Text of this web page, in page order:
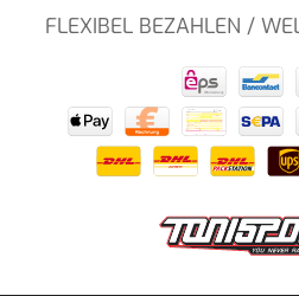
FLEXIBEL BEZAHLEN /